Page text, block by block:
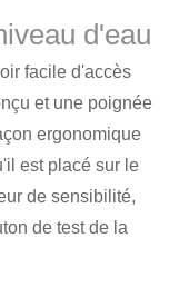
d'eau
facile d'accès
et une poignée
ergonomique
est placé sur le
de sensibilité,
de test de la